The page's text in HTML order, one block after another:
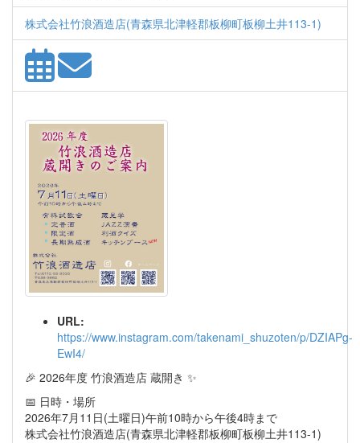
株式会社竹浪酒造店(青森県北津軽郡板柳町板柳土井113-1)
URL:
https://www.instagram.com/takenami_shuzoten/p/DZIAPg-
EwI4/
🎉 2026年度 竹浪酒造店 蔵開き ✨
📅 日時・場所
2026年7月11日(土曜日)午前10時から午後4時まで
株式会社竹浪酒造店(青森県北津軽郡板柳町板柳土井113-1)